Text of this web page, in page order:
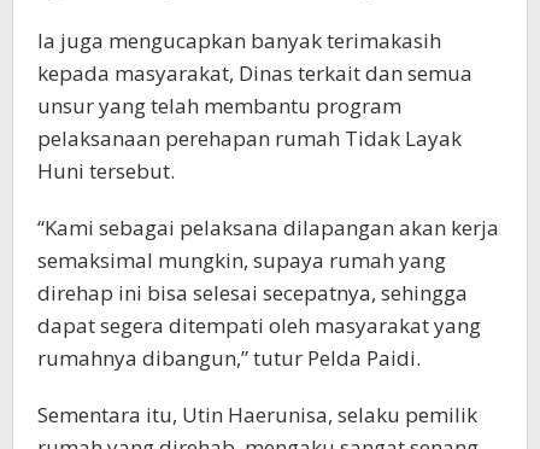
Ia juga mengucapkan banyak terimakasih
kepada masyarakat, Dinas terkait dan semua
unsur yang telah membantu program
pelaksanaan perehapan rumah Tidak Layak
Huni tersebut.
“Kami sebagai pelaksana dilapangan akan kerja
semaksimal mungkin, supaya rumah yang
direhap ini bisa selesai secepatnya, sehingga
dapat segera ditempati oleh masyarakat yang
rumahnya dibangun,” tutur Pelda Paidi.
Sementara itu, Utin Haerunisa, selaku pemilik